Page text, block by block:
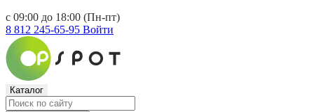
с 09:00 до 18:00 (Пн-пт)
8 812 245-65-95 Войти
Каталог